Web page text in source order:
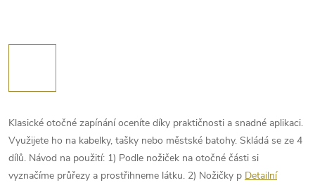
Klasické otočné zapínání oceníte díky praktičnosti a snadné aplikaci.
Využijete ho na kabelky, tašky nebo městské batohy. Skládá se ze 4
dílů. Návod na použití: 1) Podle nožiček na otočné části si
vyznačíme průřezy a prostřihneme látku. 2) Nožičky p Detailní